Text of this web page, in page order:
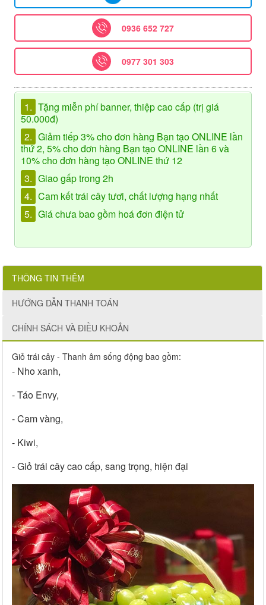
0936 652 727
0977 301 303
1. Tặng miễn phí banner, thiệp cao cấp (trị giá
50.000đ)
2. Giảm tiếp 3% cho đơn hàng Bạn tạo ONLINE lần
thứ 2, 5% cho đơn hàng Bạn tạo ONLINE lần 6 và
10% cho đơn hàng tạo ONLINE thứ 12
3. Giao gấp trong 2h
4. Cam kết trái cây tươi, chất lượng hạng nhất
5. Giá chưa bao gồm hoá đơn điện tử
THÔNG TIN THÊM
HƯỚNG DẪN THANH TOÁN
CHÍNH SÁCH VÀ ĐIỀU KHOẢN
Giỏ trái cây - Thanh âm sống động bao gồm:
- Nho xanh,
- Táo Envy,
- Cam vàng,
- Kiwi,
- Giỏ trái cây cao cấp, sang trọng, hiện đại